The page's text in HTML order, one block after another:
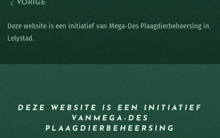
VORIGE
Deze website is een initiatief van Mega-Des Plaagdierbeheersing in
Lelystad.
DEZE WEBSITE IS EEN INITIATIEF
VAN MEGA-DES
PLAAGDIERBEHEERSING